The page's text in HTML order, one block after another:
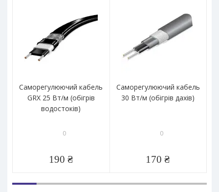
Саморегулюючий кабель
GRX 25 Вт/м (обігрів
водостоків)
0
190 ₴
Саморегулюючий кабель
30 Вт/м (обігрів дахів)
0
170 ₴